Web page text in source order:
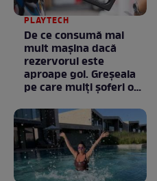
PLAYTECH
De ce consumă mai
mult mașina dacă
rezervorul este
aproape gol. Greșeala
pe care mulți șoferi o